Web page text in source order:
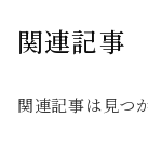
関連記事
関連記事は見つ